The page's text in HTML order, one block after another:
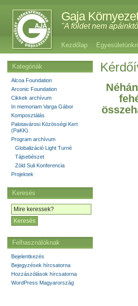
Gaja
"A földet nem
Kezdőlap
Kategóriák
Alcoa Foundation
Arconic Foundation
Cikkek archívum
In memoriam Varga Gábor
Komposztálás
Palotavárosi Közösségi Kert
(PaKK)
Program archívum
Globalizáció Light Turné
Tájsebészet
Zöld Suli Konferencia
Projektek
Keresés
Felhasználóknak
Bejelentkezés
Bejegyzések hírcsatorna
Hozzászólások hírcsatorna
WordPress Magyarország